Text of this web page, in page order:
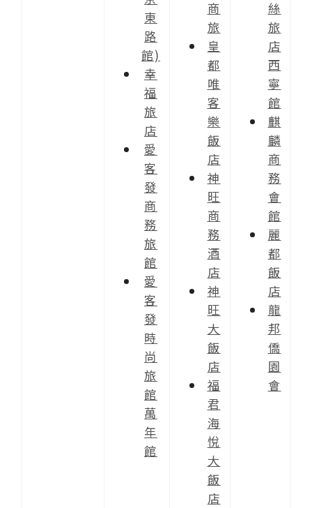
東
路
館)
幸
福
旅
店
愛
客
發
商
務
旅
館
愛
客
發
時
尚
旅
館
萬
年
館
商
旅
皇
都
唯
客
樂
飯
店
神
旺
商
務
酒
店
神
旺
大
飯
店
福
君
海
悅
大
飯
店
絲
旅
店
西
寧
館
麒
麟
商
務
會
館
麗
都
飯
店
龍
邦
僑
園
會